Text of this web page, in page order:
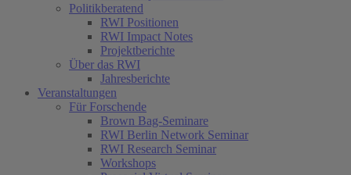
Politikberatend
RWI Positionen
RWI Impact Notes
Projektberichte
Über das RWI
Jahresberichte
Veranstaltungen
Für Forschende
Brown Bag-Seminare
RWI Berlin Network Seminar
RWI Research Seminar
Workshops